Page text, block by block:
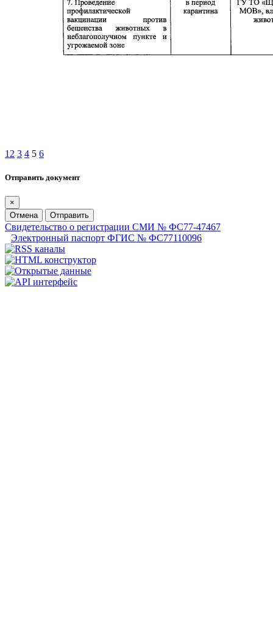
1 2 3 4 5 6
Отправить документ
×
Отмена
Отправить
Свидетельство о регистрации СМИ № ФС77-47467
Электронный паспорт ФГИС № ФС77110096